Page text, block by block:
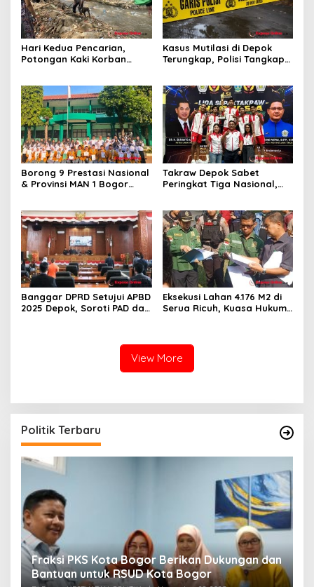
Hari Kedua Pencarian,
Potongan Kaki Korban
Kasus Mutilasi di Depok
Terungkap, Polisi Tangkap
Borong 9 Prestasi Nasional
& Provinsi MAN 1 Bogor
Takraw Depok Sabet
Peringkat Tiga Nasional,
Banggar DPRD Setujui APBD
2025 Depok, Soroti PAD dan
Eksekusi Lahan 4.176 M2 di
Serua Ricuh, Kuasa Hukum
View More
Politik Terbaru
Fraksi PKS Kota Bogor Berikan Dukungan dan
Bantuan untuk RSUD Kota Bogor